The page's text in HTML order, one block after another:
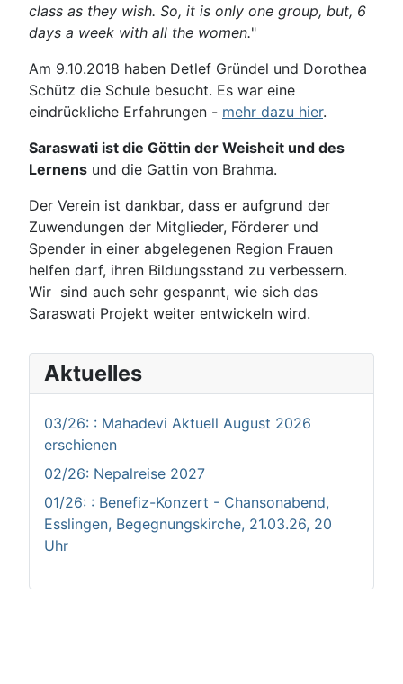
class as they wish. So, it is only one group, but, 6
days a week with all the women."
Am 9.10.2018 haben Detlef Gründel und Dorothea
Schütz die Schule besucht. Es war eine
eindrückliche Erfahrungen - mehr dazu hier.
Saraswati ist die Göttin der Weisheit und des
Lernens und die Gattin von Brahma.
Der Verein ist dankbar, dass er aufgrund der
Zuwendungen der Mitglieder, Förderer und
Spender in einer abgelegenen Region Frauen
helfen darf, ihren Bildungsstand zu verbessern.
Wir sind auch sehr gespannt, wie sich das
Saraswati Projekt weiter entwickeln wird.
Aktuelles
03/26: : Mahadevi Aktuell August 2026
erschienen
02/26: Nepalreise 2027
01/26: : Benefiz-Konzert - Chansonabend,
Esslingen, Begegnungskirche, 21.03.26, 20
Uhr